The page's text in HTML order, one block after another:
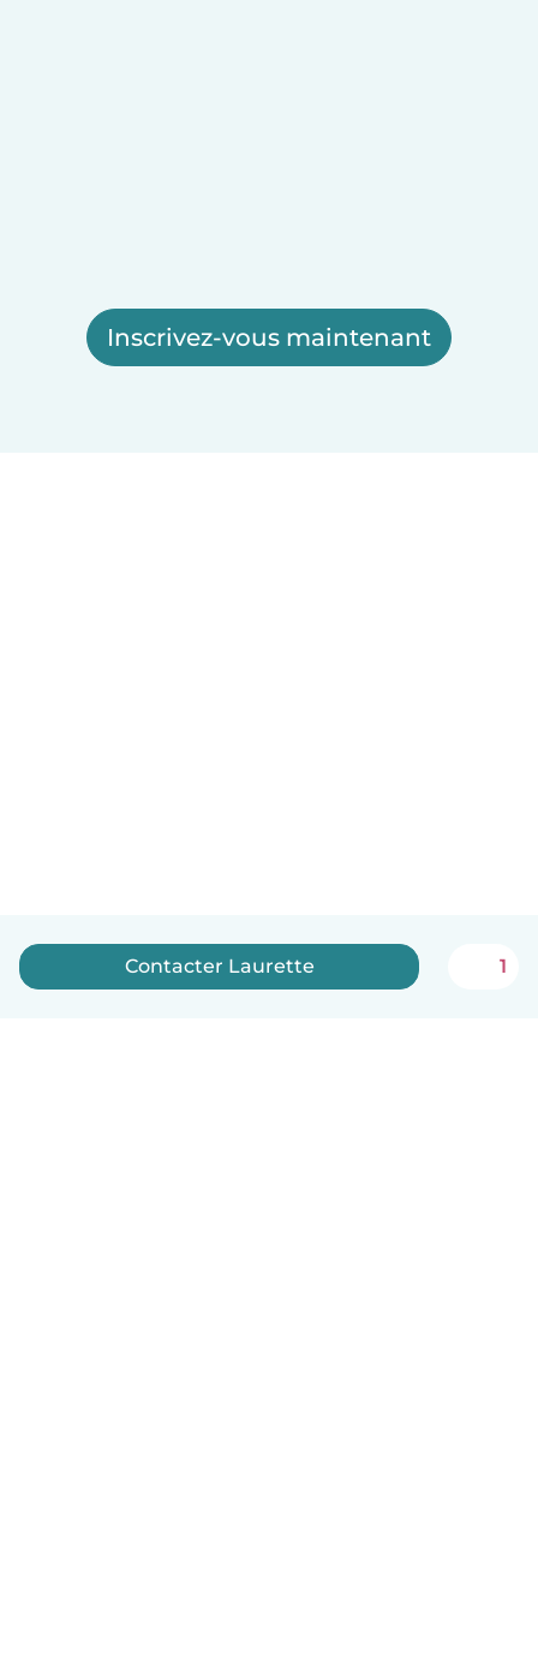
Inscrivez-vous maintenant
Contacter Laurette 1